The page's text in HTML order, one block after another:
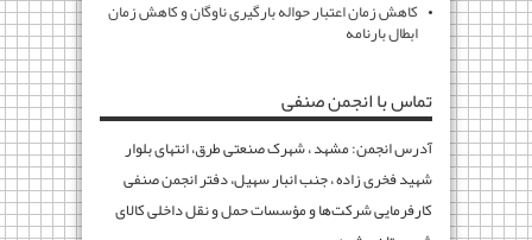
کاهش زمان اعتبار حواله بارگیری ناوگان و کاهش زمان
ابطال بارنامه
تماس با انجمن صنفی
آدرس انجمن: مشهد ، شهرک صنعتی طرق، انتهای بلوار
شهید فخری زاده ، جنب انبار سهیل، دفتر انجمن صنفی
کارفرمایی شرکت‌ها و مؤسسات حمل و نقل داخلی کالای